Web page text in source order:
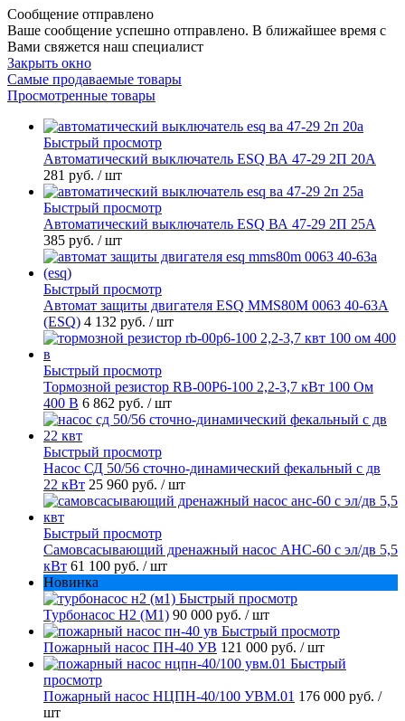
Сообщение отправлено
Ваше сообщение успешно отправлено. В ближайшее время с
Вами свяжется наш специалист
Закрыть окно
Самые продаваемые товары
Просмотренные товары
Быстрый просмотр
Автоматический выключатель ESQ ВА 47-29 2П 20А
281 руб. / шт
Быстрый просмотр
Автоматический выключатель ESQ ВА 47-29 2П 25А
385 руб. / шт
Быстрый просмотр
Автомат защиты двигателя ESQ MMS80M 0063 40-63А
(ESQ) 4 132 руб. / шт
Быстрый просмотр
Тормозной резистор RB-00P6-100 2,2-3,7 кВт 100 Ом
400 В 6 862 руб. / шт
Быстрый просмотр
Насос СД 50/56 сточно-динамический фекальный с дв
22 кВт 25 960 руб. / шт
Быстрый просмотр
Самовсасывающий дренажный насос АНС-60 с эл/дв 5,5
кВт 61 100 руб. / шт
Новинка
Быстрый просмотр
Турбонасос Н2 (М1) 90 000 руб. / шт
Быстрый просмотр
Пожарный насос ПН-40 УВ 121 000 руб. / шт
Быстрый
просмотр
Пожарный насос НЦПН-40/100 УВМ.01 176 000 руб. /
шт